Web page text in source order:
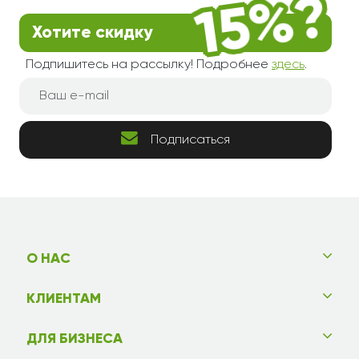
Хотите скидку
Подпишитесь на рассылку! Подробнее здесь.
Подписаться
О НАС
КЛИЕНТАМ
ДЛЯ БИЗНЕСА